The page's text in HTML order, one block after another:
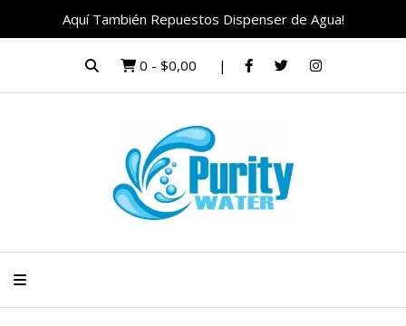
Aquí También Repuestos Dispenser de Agua!
0 - $0,00